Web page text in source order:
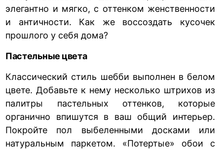
элегантно и мягко, с оттенком женственности
и античности. Как же воссоздать кусочек
прошлого у себя дома?
Пастельные цвета
Классический стиль шебби выполнен в белом
цвете. Добавьте к нему несколько штрихов из
палитры пастельных оттенков, которые
органично впишутся в ваш общий интерьер.
Покройте пол выбеленными досками или
натуральным паркетом. «Потертые» обои с